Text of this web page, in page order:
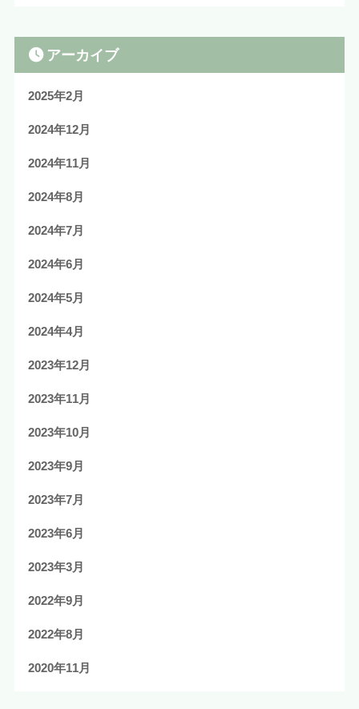
アーカイブ
2025年2月
2024年12月
2024年11月
2024年8月
2024年7月
2024年6月
2024年5月
2024年4月
2023年12月
2023年11月
2023年10月
2023年9月
2023年7月
2023年6月
2023年3月
2022年9月
2022年8月
2020年11月